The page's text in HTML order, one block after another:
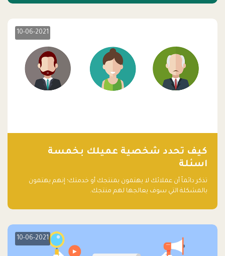
10-06-2021
كيف تحدد شخصية عميلك بخمسة
اسئلة
تذكر دائماً أن عملائك لا يهتمون بمنتجك أو خدمتك؛ إنهم يهتمون
بالمشكلة التي سوف يعالجها لهم منتجك.
10-06-2021